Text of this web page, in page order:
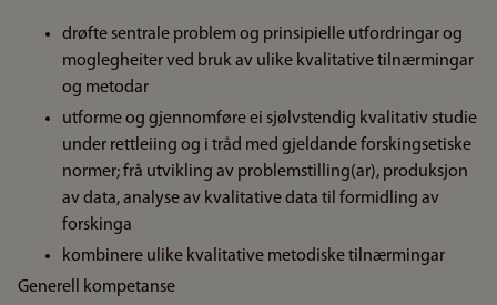
drøfte sentrale problem og prinsipielle utfordringar og
moglegheiter ved bruk av ulike kvalitative tilnærmingar
og metodar
utforme og gjennomføre ei sjølvstendig kvalitativ studie
under rettleiing og i tråd med gjeldande forskingsetiske
normer; frå utvikling av problemstilling(ar), produksjon
av data, analyse av kvalitative data til formidling av
forskinga
kombinere ulike kvalitative metodiske tilnærmingar
Generell kompetanse